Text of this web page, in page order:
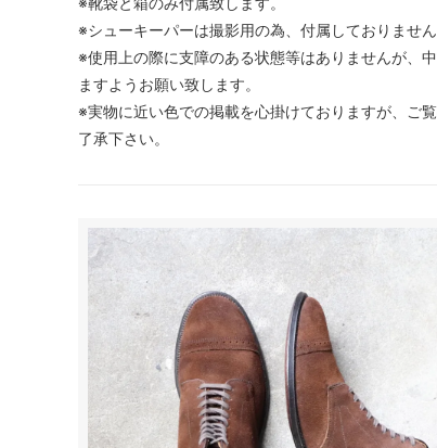
※シューキーパーは撮影用の為、付属しておりません
※使用上の際に支障のある状態等はありませんが、
ますようお願い致します。
※実物に近い色での掲載を心掛けておりますが、ご
了承下さい。